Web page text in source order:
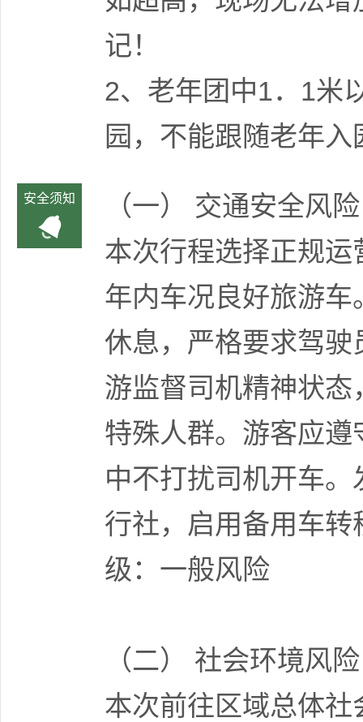
记！
2、老年团中1．1米
园，不能跟随老年入
安全须知
（一） 交通安全风险
本次行程选择正规
年内车况良好旅游
休息，严格要求驾
游监督司机精神状
特殊人群。游客应
中不打扰司机开车
行社，启用备用车
级：一般风险
（二） 社会环境风险
本次前往区域总体